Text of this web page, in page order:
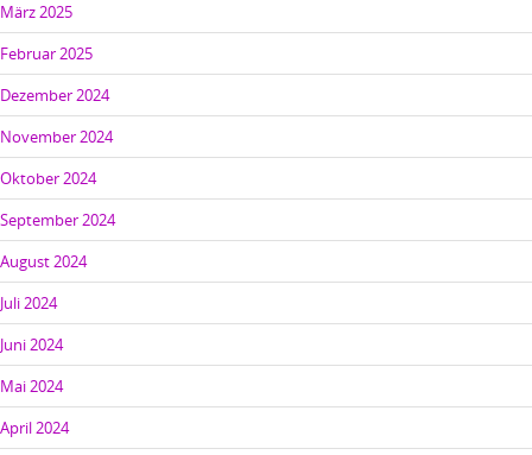
März 2025
Februar 2025
Dezember 2024
November 2024
Oktober 2024
September 2024
August 2024
Juli 2024
Juni 2024
Mai 2024
April 2024